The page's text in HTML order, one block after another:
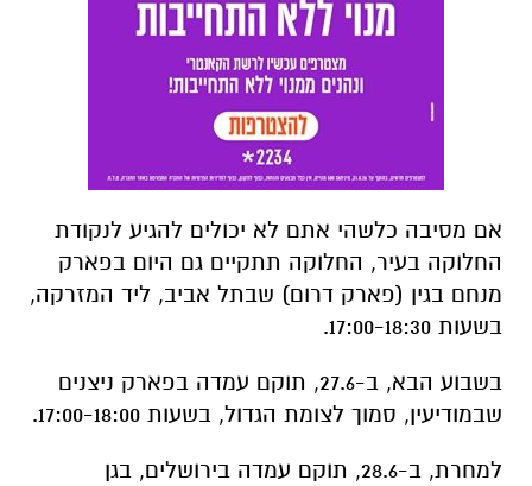
אם מסיבה כלשהי אתם לא יכולים להגיע לנקודת
החלוקה בעיר, החלוקה תתקיים גם היום בפארק
מנחם בגין (פארק דרום) שבתל אביב, ליד המזרקה,
בשעות 17:00-18:30.
בשבוע הבא, ב-27.6, תוקם עמדה בפארק ניצנים
שבמודיעין, סמוך לצומת הגדול, בשעות 17:00-18:00.
למחרת, ב-28.6, תוקם עמדה בירושלים, בגן